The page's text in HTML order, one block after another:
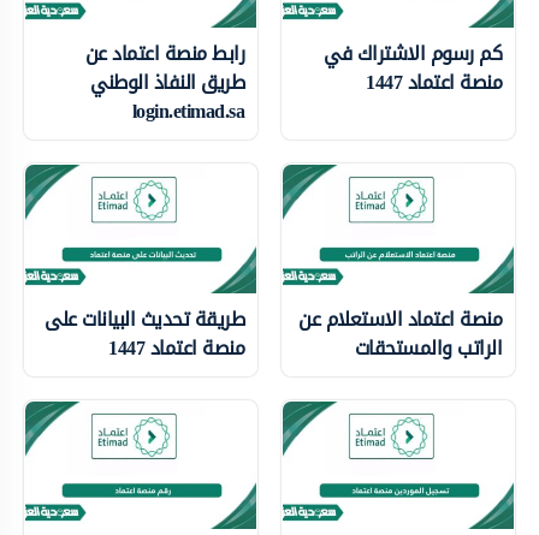
كم رسوم الاشتراك في
منصة اعتماد 1447
رابط منصة اعتماد عن
طريق النفاذ الوطني
login.etimad.sa
منصة اعتماد الاستعلام عن
الراتب والمستحقات
طريقة تحديث البيانات على
منصة اعتماد 1447